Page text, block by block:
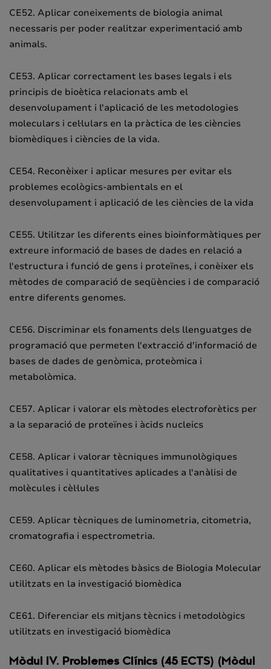
CE52. Aplicar coneixements de biologia animal
necessaris per poder realitzar experimentació amb
animals.
CE53. Aplicar correctament les bases legals i els
principis de bioètica relacionats amb el
desenvolupament i l'aplicació de les metodologies
moleculars i cel·lulars en la pràctica de les ciències
biomèdiques i ciències de la vida.
CE54. Reconèixer i aplicar mesures per evitar els
problemes ecològics-ambientals en el
desenvolupament i aplicació de les ciències de la vida
CE55. Utilitzar les diferents eines bioinformàtiques per
extreure informació de bases de dades en relació a
l'estructura i funció de gens i proteïnes, i conèixer els
mètodes de comparació de seqüències i de comparació
entre diferents genomes.
CE56. Discriminar els fonaments dels llenguatges de
programació que permeten l'extracció d'informació de
bases de dades de genòmica, proteòmica i
metabolòmica.
CE57. Aplicar i valorar els mètodes electroforètics per
a la separació de proteïnes i àcids nucleics
CE58. Aplicar i valorar tècniques immunològiques
qualitatives i quantitatives aplicades a l'anàlisi de
molècules i cèl·lules
CE59. Aplicar tècniques de luminometria, citometria,
cromatografia i espectrometria.
CE60. Aplicar els mètodes bàsics de Biologia Molecular
utilitzats en la investigació biomèdica
CE61. Diferenciar els mitjans tècnics i metodològics
utilitzats en investigació biomèdica
Mòdul IV. Problemes Clínics (45 ECTS) (Mòdul